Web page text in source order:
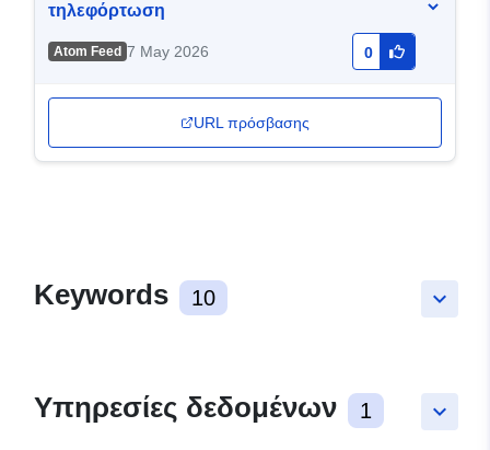
τηλεφόρτωση
Atom Feed 7 May 2026 0
URL πρόσβασης
keyboard_arrow_down
Keywords 10
keyboard_arrow_down
Υπηρεσίες δεδομένων 1